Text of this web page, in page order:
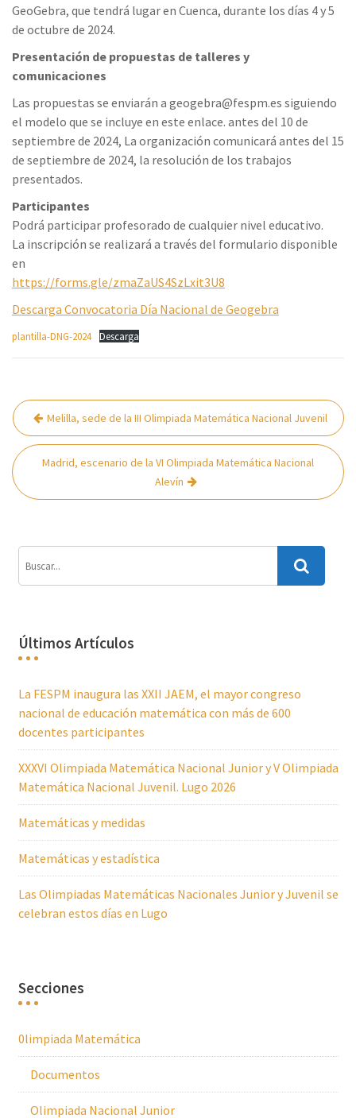
GeoGebra, que tendrá lugar en Cuenca, durante los días 4 y 5
de octubre de 2024.
Presentación de propuestas de talleres y
comunicaciones
Las propuestas se enviarán a geogebra@fespm.es siguiendo
el modelo que se incluye en este enlace. antes del 10 de
septiembre de 2024, La organización comunicará antes del 15
de septiembre de 2024, la resolución de los trabajos
presentados.
Participantes
Podrá participar profesorado de cualquier nivel educativo.
La inscripción se realizará a través del formulario disponible
en
https://forms.gle/zmaZaUS4SzLxit3U8
Descarga Convocatoria Día Nacional de Geogebra
plantilla-DNG-2024 Descarga
Navegación
de
entradas
Melilla, sede de la III Olimpiada Matemática Nacional Juvenil
Madrid, escenario de la VI Olimpiada Matemática Nacional
Alevín
Últimos Artículos
La FESPM inaugura las XXII JAEM, el mayor congreso
nacional de educación matemática con más de 600
docentes participantes
XXXVI Olimpiada Matemática Nacional Junior y V Olimpiada
Matemática Nacional Juvenil. Lugo 2026
Matemáticas y medidas
Matemáticas y estadística
Las Olimpiadas Matemáticas Nacionales Junior y Juvenil se
celebran estos días en Lugo
Secciones
0limpiada Matemática
Documentos
Olimpiada Nacional Junior